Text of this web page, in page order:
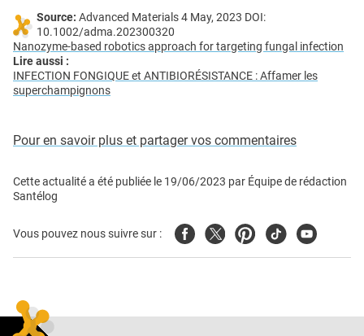
Source: Advanced Materials 4 May, 2023 DOI:
10.1002/adma.202300320
Nanozyme-based robotics approach for targeting fungal infection
Lire aussi :
INFECTION FONGIQUE et ANTIBIORÉSISTANCE : Affamer les
superchampignons
Pour en savoir plus et partager vos commentaires
Cette actualité a été publiée le 19/06/2023 par Équipe de rédaction
Santélog
Vous pouvez nous suivre sur : FacebookTwitterPinterest
TiktokYoutube